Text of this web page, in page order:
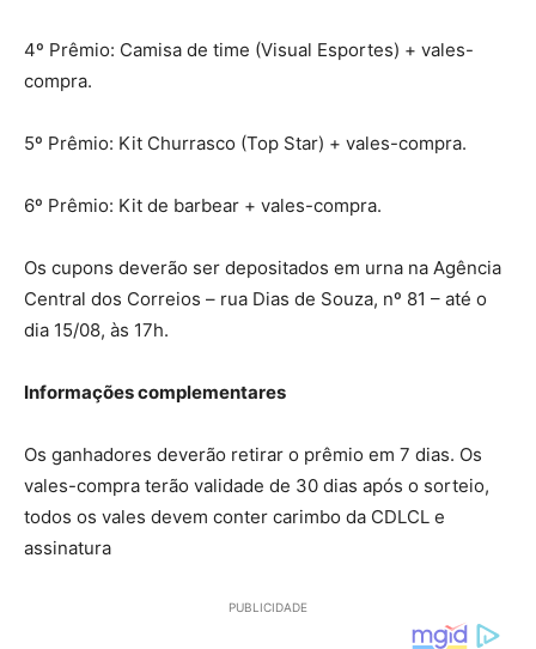
4º Prêmio: Camisa de time (Visual Esportes) + vales-
compra.
5º Prêmio: Kit Churrasco (Top Star) + vales-compra.
6º Prêmio: Kit de barbear + vales-compra.
Os cupons deverão ser depositados em urna na Agência
Central dos Correios – rua Dias de Souza, nº 81 – até o
dia 15/08, às 17h.
Informações complementares
Os ganhadores deverão retirar o prêmio em 7 dias. Os
vales-compra terão validade de 30 dias após o sorteio,
todos os vales devem conter carimbo da CDLCL e
assinatura
PUBLICIDADE